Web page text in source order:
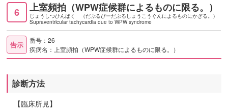
6 上室頻拍（WPW症候群によるものに限る。）
じょうしつひんぱく （だぶるぴーだぶるしょうこうぐんによるものにかぎる。）
Supraventricular tachycardia due to WPW syndrome
告示
番号：26
疾病名：上室頻拍（WPW症候群によるものに限る。）
診断方法
【臨床所見】